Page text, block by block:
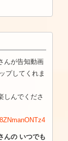
んが告知動画
プしてくれま
しんでくださ
んの いつでも